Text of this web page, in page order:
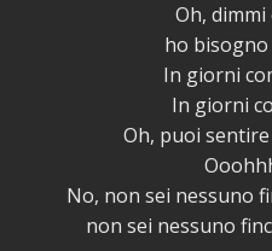
Oh, dimmi
ho
In giorni
In giorni
Oh, puoi
No, non sei nessuno
non sei nessuno